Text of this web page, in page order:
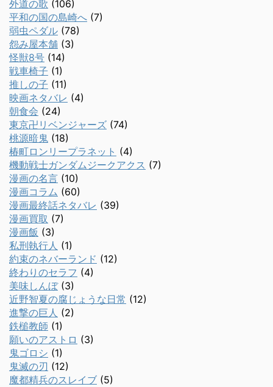
外道の歌 (106)
平和の国の島崎へ (7)
弱虫ペダル (78)
怨み屋本舗 (3)
怪獣8号 (14)
戦車椅子 (1)
推しの子 (11)
映画ネタバレ (4)
朝食会 (24)
東京卍リベンジャーズ (74)
桃源暗鬼 (18)
椿町ロンリープラネット (4)
機動戦士ガンダムジークアクス (7)
漫画の名言 (10)
漫画コラム (60)
漫画最終話ネタバレ (39)
漫画買取 (7)
漫画飯 (3)
私刑執行人 (1)
約束のネバーランド (12)
終わりのセラフ (4)
美味しんぼ(3)
近野智夏の腐じょうな日常 (12)
進撃の巨人 (2)
鉄槌教師 (1)
願いのアストロ (3)
鬼ゴロシ (1)
鬼滅の刃 (12)
魔都精兵のスレイブ (5)